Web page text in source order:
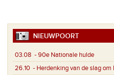
NIEUWPOORT
03.08 - 90e Nationale hulde
26.10 - Herdenking van de slag om